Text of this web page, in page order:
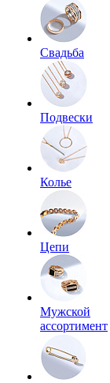
Свадьба
Подвески
Колье
Цепи
Мужской
ассортимент